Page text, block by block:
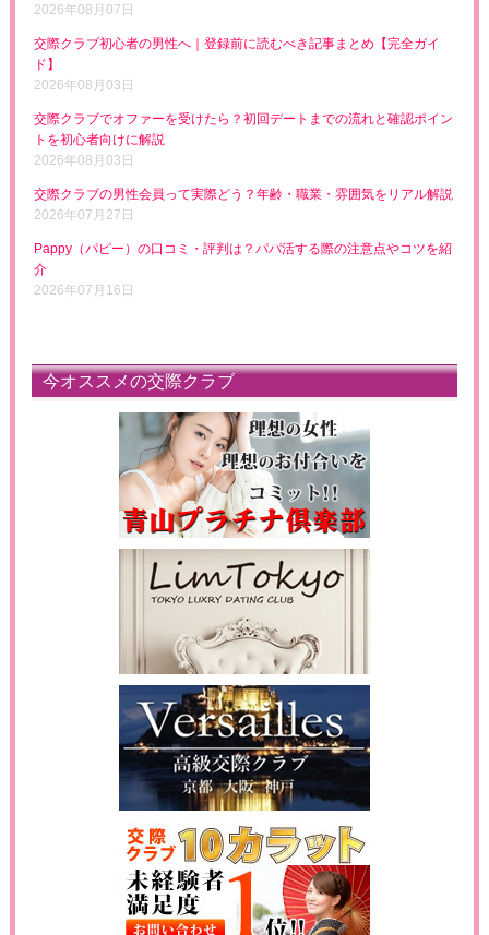
2026年08月07日
交際クラブ初心者の男性へ｜登録前に読むべき記事まとめ【完全ガイ
ド】
2026年08月03日
交際クラブでオファーを受けたら？初回デートまでの流れと確認ポイン
トを初心者向けに解説
2026年08月03日
交際クラブの男性会員って実際どう？年齢・職業・雰囲気をリアル解説
2026年07月27日
Pappy（パピー）の口コミ・評判は？パパ活する際の注意点やコツを紹
介
2026年07月16日
今オススメの交際クラブ